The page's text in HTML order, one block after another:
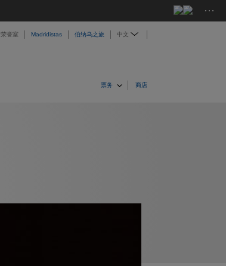
···
荣誉室 Madridistas 伯纳乌之旅 中文
票务 商店